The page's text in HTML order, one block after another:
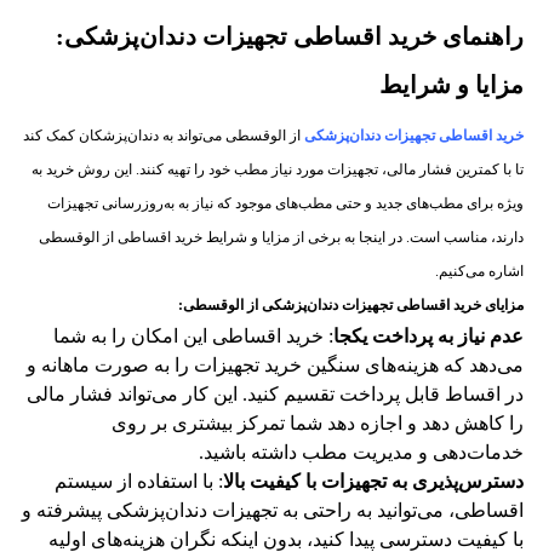
راهنمای خرید اقساطی تجهیزات دندان‌پزشکی:
مزایا و شرایط
خرید اقساطی تجهیزات دندان‌پزشکی از الوقسطی می‌تواند به دندان‌پزشکان کمک کند
تا با کمترین فشار مالی، تجهیزات مورد نیاز مطب خود را تهیه کنند. این روش خرید به
ویژه برای مطب‌های جدید و حتی مطب‌های موجود که نیاز به به‌روزرسانی تجهیزات
دارند، مناسب است. در اینجا به برخی از مزایا و شرایط خرید اقساطی از الوقسطی
اشاره می‌کنیم.
مزایای خرید اقساطی تجهیزات دندان‌پزشکی از الوقسطی:
عدم نیاز به پرداخت یکجا: خرید اقساطی این امکان را به شما
می‌دهد که هزینه‌های سنگین خرید تجهیزات را به صورت ماهانه و
در اقساط قابل پرداخت تقسیم کنید. این کار می‌تواند فشار مالی
را کاهش دهد و اجازه دهد شما تمرکز بیشتری بر روی
خدمات‌دهی و مدیریت مطب داشته باشید.
دسترس‌پذیری به تجهیزات با کیفیت بالا: با استفاده از سیستم
اقساطی، می‌توانید به راحتی به تجهیزات دندان‌پزشکی پیشرفته و
با کیفیت دسترسی پیدا کنید، بدون اینکه نگران هزینه‌های اولیه